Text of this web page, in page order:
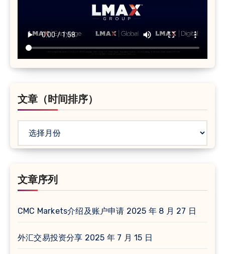
文章（时间排序）
（时
排
文章序列
CMC Markets介绍及账户申请 2025 年 8 月 27 日
外汇交易投资分享 2025 年 7 月 15 日